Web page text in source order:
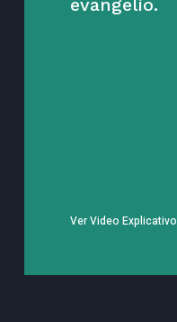
evangelio.
Ver Video Explicativo